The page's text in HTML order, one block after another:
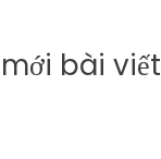
bài viết